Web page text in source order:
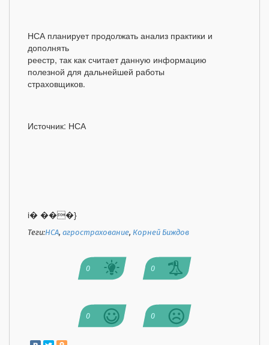
НСА планирует продолжать анализ практики и
дополнять
реестр, так как считает данную информацию
полезной для дальнейшей работы
страховщиков.
Источник: НСА
i� ���}
Теги:НСА,агрострахование, Корней Биждов
0 0
0 0